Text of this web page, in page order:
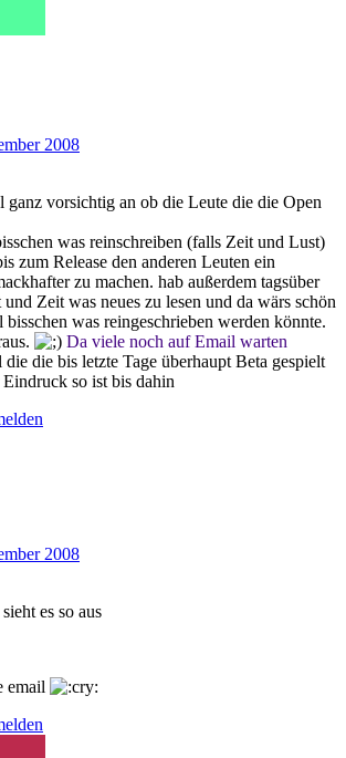
2008
ganz vorsichtig an ob die Leute die die Open
was reinschreiben (falls Zeit und Lust)
zum Release den anderen Leuten ein
zu machen. hab außerdem tagsüber
Zeit was neues zu lesen und da wärs schön
bisschen was reingeschrieben werden könnte.
Da viele noch auf Email warten
die bis letzte Tage überhaupt Beta gespielt
so ist bis dahin
2008
es so aus
email